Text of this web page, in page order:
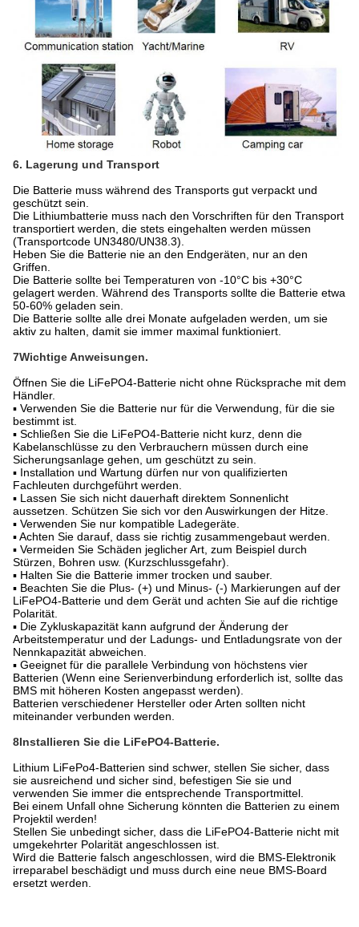
6. Lagerung und Transport
Die Batterie muss während des Transports gut verpackt und
geschützt sein.
Die Lithiumbatterie muss nach den Vorschriften für den Transport
transportiert werden, die stets eingehalten werden müssen
(Transportcode UN3480/UN38.3).
Heben Sie die Batterie nie an den Endgeräten, nur an den
Griffen.
Die Batterie sollte bei Temperaturen von -10°C bis +30°C
gelagert werden. Während des Transports sollte die Batterie etwa
50-60% geladen sein.
Die Batterie sollte alle drei Monate aufgeladen werden, um sie
aktiv zu halten, damit sie immer maximal funktioniert.
7Wichtige Anweisungen.
Öffnen Sie die LiFePO4-Batterie nicht ohne Rücksprache mit dem
Händler.
▪ Verwenden Sie die Batterie nur für die Verwendung, für die sie
bestimmt ist.
▪ Schließen Sie die LiFePO4-Batterie nicht kurz, denn die
Kabelanschlüsse zu den Verbrauchern müssen durch eine
Sicherungsanlage gehen, um geschützt zu sein.
▪ Installation und Wartung dürfen nur von qualifizierten
Fachleuten durchgeführt werden.
▪ Lassen Sie sich nicht dauerhaft direktem Sonnenlicht
aussetzen. Schützen Sie sich vor den Auswirkungen der Hitze.
▪ Verwenden Sie nur kompatible Ladegeräte.
▪ Achten Sie darauf, dass sie richtig zusammengebaut werden.
▪ Vermeiden Sie Schäden jeglicher Art, zum Beispiel durch
Stürzen, Bohren usw. (Kurzschlussgefahr).
▪ Halten Sie die Batterie immer trocken und sauber.
▪ Beachten Sie die Plus- (+) und Minus- (-) Markierungen auf der
LiFePO4-Batterie und dem Gerät und achten Sie auf die richtige
Polarität.
▪ Die Zykluskapazität kann aufgrund der Änderung der
Arbeitstemperatur und der Ladungs- und Entladungsrate von der
Nennkapazität abweichen.
▪ Geeignet für die parallele Verbindung von höchstens vier
Batterien (Wenn eine Serienverbindung erforderlich ist, sollte das
BMS mit höheren Kosten angepasst werden).
Batterien verschiedener Hersteller oder Arten sollten nicht
miteinander verbunden werden.
8Installieren Sie die LiFePO4-Batterie.
Lithium LiFePo4-Batterien sind schwer, stellen Sie sicher, dass
sie ausreichend und sicher sind, befestigen Sie sie und
verwenden Sie immer die entsprechende Transportmittel.
Bei einem Unfall ohne Sicherung könnten die Batterien zu einem
Projektil werden!
Stellen Sie unbedingt sicher, dass die LiFePO4-Batterie nicht mit
umgekehrter Polarität angeschlossen ist.
Wird die Batterie falsch angeschlossen, wird die BMS-Elektronik
irreparabel beschädigt und muss durch eine neue BMS-Board
ersetzt werden.